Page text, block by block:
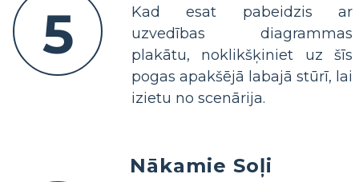
5
Kad esat pabeidzis ar
uzvedības diagrammas
plakātu, noklikšķiniet uz šīs
pogas apakšējā labajā stūrī, lai
izietu no scenārija.
Nākamie Soļi